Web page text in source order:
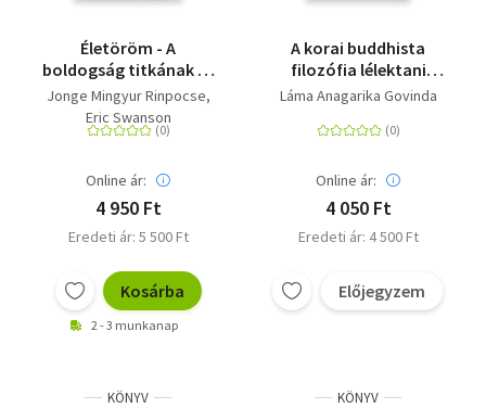
Életöröm - A
boldogság titkának és
tudományának kulcsa
Jonge Mingyur Rinpocse
Eric Swanson
Online ár:
4 950 Ft
Eredeti ár: 5 500 Ft
Kosárba
2 - 3 munkanap
A korai buddhista
filozófia lélektani
attitűdje - és annak
bemutatása az
hagyománya alapján
Láma Anagarika Govinda
Online ár:
4 050 Ft
Eredeti ár: 4 500 Ft
Előjegyzem
KÖNYV KÖNYV